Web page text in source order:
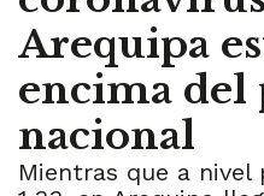
Arequipa
encima
nacional
Mientras que a nivel